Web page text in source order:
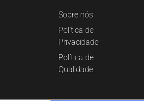
Sobre nós
Política de
Privacidade
Política de
Qualidade